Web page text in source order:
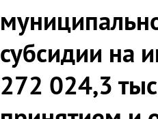
субсидии на
272 024,3